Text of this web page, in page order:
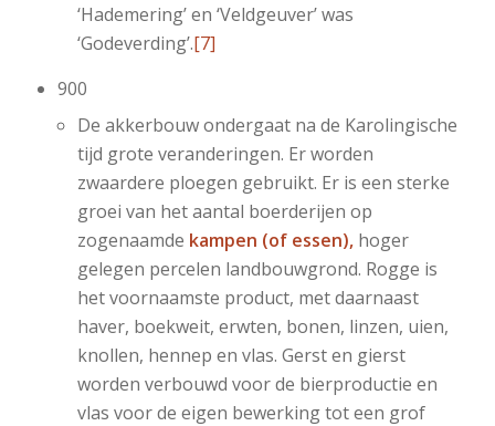
‘Hademering’ en ‘Veldgeuver’ was
‘Godeverding’.[7]
900
De akkerbouw ondergaat na de Karolingische
tijd grote veranderingen. Er worden
zwaardere ploegen gebruikt. Er is een sterke
groei van het aantal boerderijen op
zogenaamde kampen (of essen),hoger
gelegen percelen landbouwgrond. Rogge is
het voornaamste product, met daarnaast
haver, boekweit, erwten, bonen, linzen, uien,
knollen, hennep en vlas. Gerst en gierst
worden verbouwd voor de bierproductie en
vlas voor de eigen bewerking tot een grof